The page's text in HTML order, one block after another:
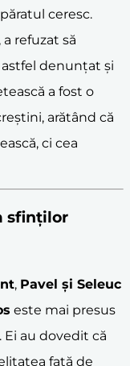
ceresc.
refuzat să
denunțat și
a fost o
arătând că
ci cea
sfinților
, Pavel și Seleuc
este mai presus
au dovedit că
față de